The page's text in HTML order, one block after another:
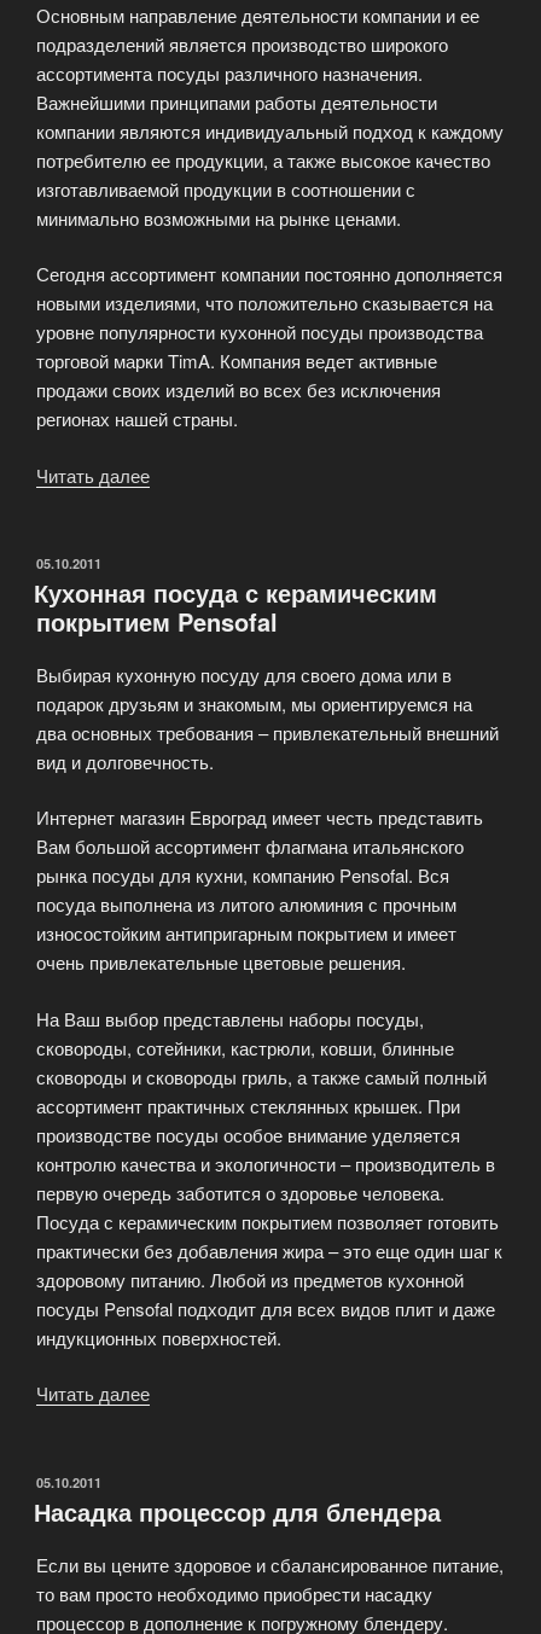
Основным направление деятельности компании и ее
подразделений является производство широкого
ассортимента посуды различного назначения.
Важнейшими принципами работы деятельности
компании являются индивидуальный подход к каждому
потребителю ее продукции, а также высокое качество
изготавливаемой продукции в соотношении с
минимально возможными на рынке ценами.
Сегодня ассортимент компании постоянно дополняется
новыми изделиями, что положительно сказывается на
уровне популярности кухонной посуды производства
торговой марки TimA. Компания ведет активные
продажи своих изделий во всех без исключения
регионах нашей страны.
Читать далее
ОПУБЛИКОВАНО
05.10.2011
Кухонная посуда с керамическим
покрытием Pensofal
Выбирая кухонную посуду для своего дома или в
подарок друзьям и знакомым, мы ориентируемся на
два основных требования – привлекательный внешний
вид и долговечность.
Интернет магазин Евроград имеет честь представить
Вам большой ассортимент флагмана итальянского
рынка посуды для кухни, компанию Pensofal. Вся
посуда выполнена из литого алюминия с прочным
износостойким антипригарным покрытием и имеет
очень привлекательные цветовые решения.
На Ваш выбор представлены наборы посуды,
сковороды, сотейники, кастрюли, ковши, блинные
сковороды и сковороды гриль, а также самый полный
ассортимент практичных стеклянных крышек. При
производстве посуды особое внимание уделяется
контролю качества и экологичности – производитель в
первую очередь заботится о здоровье человека.
Посуда с керамическим покрытием позволяет готовить
практически без добавления жира – это еще один шаг к
здоровому питанию. Любой из предметов кухонной
посуды Pensofal подходит для всех видов плит и даже
индукционных поверхностей.
Читать далее
покрытием
ОПУБЛИКОВАНО
05.10.2011
Насадка процессор для блендера
Если вы цените здоровое и сбалансированное питание,
то вам просто необходимо приобрести насадку
процессор в дополнение к погружному блендеру.